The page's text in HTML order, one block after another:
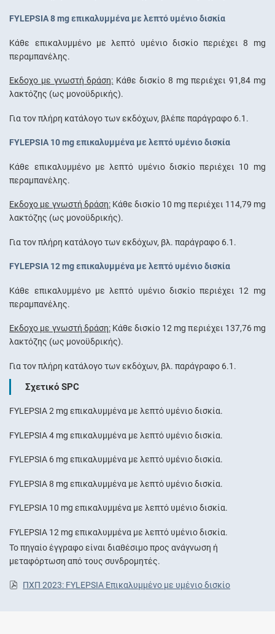
FYLEPSIA 8 mg επικαλυμμένα με λεπτό υμένιο δισκία
Κάθε επικαλυμμένο με λεπτό υμένιο δισκίο περιέχει 8 mg
περαμπανέλης.
Έκδοχο με γνωστή δράση: Κάθε δισκίο 8 mg περιέχει 91,84 mg
λακτόζης (ως µονοϋδρικής).
Για τον πλήρη κατάλογο των εκδόχων, βλέπε παράγραφο 6.1.
FYLEPSIA 10 mg επικαλυμμένα με λεπτό υμένιο δισκία
Κάθε επικαλυμμένο με λεπτό υμένιο δισκίο περιέχει 10 mg
περαμπανέλης.
Έκδοχο με γνωστή δράση:Κάθε δισκίο 10 mg περιέχει 114,79 mg
λακτόζης (ως µονοϋδρικής).
Για τον πλήρη κατάλογο των εκδόχων, βλ. παράγραφο 6.1.
FYLEPSIA 12 mg επικαλυμμένα με λεπτό υμένιο δισκία
Κάθε επικαλυμμένο με λεπτό υμένιο δισκίο περιέχει 12 mg
περαμπανέλης.
Έκδοχο με γνωστή δράση:Κάθε δισκίο 12 mg περιέχει 137,76 mg
λακτόζης (ως µονοϋδρικής).
Για τον πλήρη κατάλογο των εκδόχων, βλ. παράγραφο 6.1.
Σχετικό SPC
FYLEPSIA 2 mg επικαλυμμένα με λεπτό υμένιο δισκία.
FYLEPSIA 4 mg επικαλυμμένα με λεπτό υμένιο δισκία.
FYLEPSIA 6 mg επικαλυμμένα με λεπτό υμένιο δισκία.
FYLEPSIA 8 mg επικαλυμμένα με λεπτό υμένιο δισκία.
FYLEPSIA 10 mg επικαλυμμένα με λεπτό υμένιο δισκία.
FYLEPSIA 12 mg επικαλυμμένα με λεπτό υμένιο δισκία.
Το πηγαίο έγγραφο είναι διαθέσιμο προς ανάγνωση ή
μεταφόρτωση από τους συνδρομητές.
ΠΧΠ 2023: FYLEPSIA Επικαλυμμένο με υμένιο δισκίο